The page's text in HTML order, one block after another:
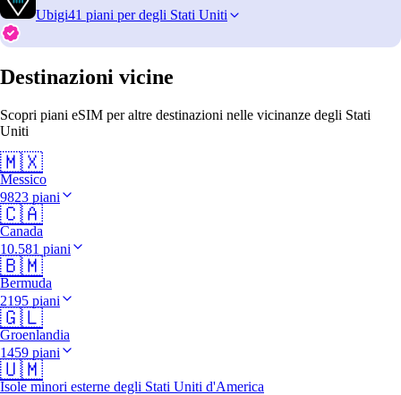
Ubigi41 piani per degli Stati Uniti
Destinazioni vicine
Scopri piani eSIM per altre destinazioni nelle vicinanze degli Stati
Uniti
🇲🇽
Messico
9823 piani
🇨🇦
Canada
10.581 piani
🇧🇲
Bermuda
2195 piani
🇬🇱
Groenlandia
1459 piani
🇺🇲
Isole minori esterne degli Stati Uniti d'America